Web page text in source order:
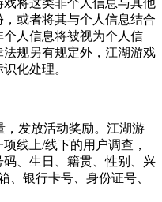
将这类非个人信息与其他
或者将其与个人信息结合
人信息将被视为个人信
规另有规定外，江湖游戏
化处理。
，发放活动奖励。江湖游
线上/线下的用户调查，
、生日、籍贯、性别、兴
、银行卡号、身份证号、